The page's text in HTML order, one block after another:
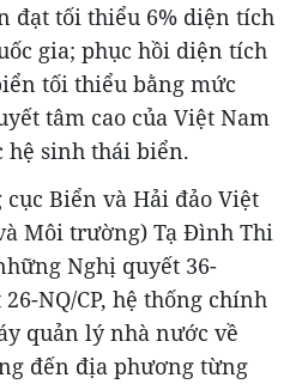
đạt tối thiểu 6% diện tích
gia; phục hồi diện tích
tối thiểu bằng mức
tâm cao của Việt Nam
hệ sinh thái biển.
Biển và Hải đảo Việt
Môi trường) Tạ Đình Thi
Nghị quyết 36-
NQ/CP, hệ thống chính
quản lý nhà nước về
đến địa phương từng